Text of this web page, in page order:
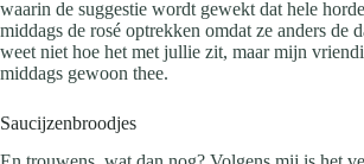
waarin de suggestie wordt gewekt dat hele
middags de rosé optrekken omdat ze anders de
weet niet hoe het met jullie zit, maar mijn
middags gewoon thee.
Saucijzenbroodjes